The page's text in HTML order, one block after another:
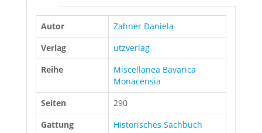
Autor
Zahner Daniela
Verlag
utzverlag
Reihe
Miscellanea Bavarica
Monacensia
Seiten
290
Gattung
Historisches Sachbuch